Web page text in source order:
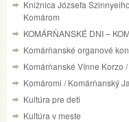
Knižnica Józsefa
Komárom
KOMÁRŇANSKÉ DNI –
Komárňanské organové
Komárňanské Vínne Korzo
Komáromi / Komárňanský
Kultúra pre deti
Kultúra v meste